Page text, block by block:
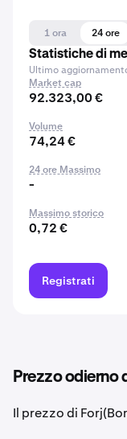
1 ora 24 ore
Statistiche di
Ultimo
Market cap
92.323,00 €
Volume
74,24 €
24 ore Massimo
-
Massimo storico
0,72 €
Registrati
Prezzo odierno
Il prezzo di